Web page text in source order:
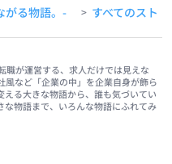
がる物語。- > すべてのスト
職が運営する、求人だけでは見えな
風など「企業の中」を企業自身が飾ら
る大きな物語から、誰も気づいてい
な物語まで、いろんな物語にふれてみ